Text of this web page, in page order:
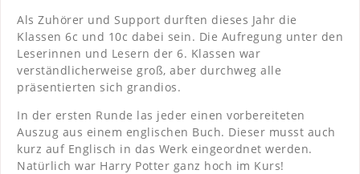
Als Zuhörer und Support durften dieses Jahr die
Klassen 6c und 10c dabei sein. Die Aufregung unter den
Leserinnen und Lesern der 6. Klassen war
verständlicherweise groß, aber durchweg alle
präsentierten sich grandios.
In der ersten Runde las jeder einen vorbereiteten
Auszug aus einem englischen Buch. Dieser musst auch
kurz auf Englisch in das Werk eingeordnet werden.
Natürlich war Harry Potter ganz hoch im Kurs!